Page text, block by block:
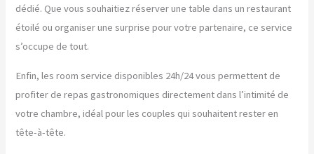
dédié. Que vous souhaitiez réserver une table dans un restaurant
étoilé ou organiser une surprise pour votre partenaire, ce service
s’occupe de tout.
Enfin, les room service disponibles 24h/24 vous permettent de
profiter de repas gastronomiques directement dans l’intimité de
votre chambre, idéal pour les couples qui souhaitent rester en
tête-à-tête.